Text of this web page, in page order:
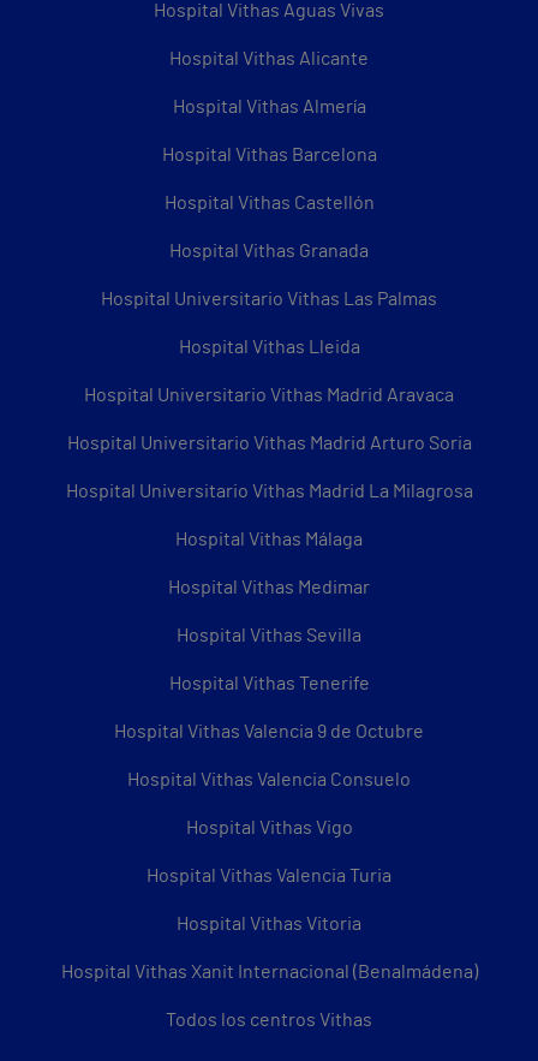
Hospital Vithas Aguas Vivas
Hospital Vithas Alicante
Hospital Vithas Almería
Hospital Vithas Barcelona
Hospital Vithas Castellón
Hospital Vithas Granada
Hospital Universitario Vithas Las Palmas
Hospital Vithas Lleida
Hospital Universitario Vithas Madrid Aravaca
Hospital Universitario Vithas Madrid Arturo Soria
Hospital Universitario Vithas Madrid La Milagrosa
Hospital Vithas Málaga
Hospital Vithas Medimar
Hospital Vithas Sevilla
Hospital Vithas Tenerife
Hospital Vithas Valencia 9 de Octubre
Hospital Vithas Valencia Consuelo
Hospital Vithas Vigo
Hospital Vithas Valencia Turia
Hospital Vithas Vitoria
Hospital Vithas Xanit Internacional (Benalmádena)
Todos los centros Vithas